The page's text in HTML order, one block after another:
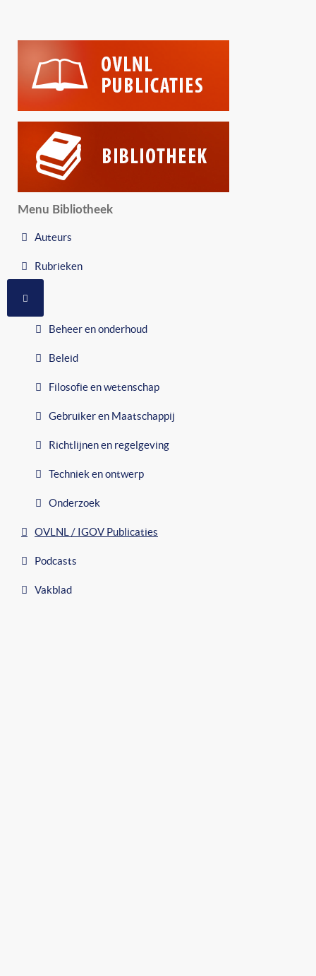
Menu Bibliotheek
Auteurs
Rubrieken
Beheer en onderhoud
Beleid
Filosofie en wetenschap
Gebruiker en Maatschappij
Richtlijnen en regelgeving
Techniek en ontwerp
Onderzoek
OVLNL / IGOV Publicaties
Podcasts
Vakblad